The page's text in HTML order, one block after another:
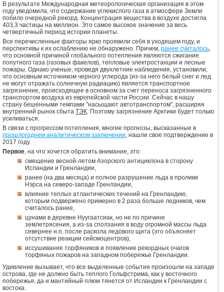
В результате Международная метеорологическая организация в этом
году уведомила, что содержание углекислого газа в атмосфере Земли
побило очередной рекорд. Концентрация вещества в воздухе достигла
403,3 частицы на миллион. Это самое высокое значение за весь
четвертичный период истории планеты.
Все перечисленные факторы ярко проявили себя в уходящем году, и
перспективы к их ослаблению не обнаружено. Причем, ранее считалось,
что основной причиной глобального потепления являются сжигание
попутного газа (газовых факелов), тепловые электростанции и лесные
пожары. Однако ученые, проведя двухлетние наблюдения, установили,
что основным источником черного углерода (из-за него белый снег и лед
не могут отражать солнечную радиацию) является транспортное
загрязнение, происходящее в основном за счет переноса загрязненного
транспортом воздуха из европейской части России. Сейчас в нашу
страну бешенными темпами "насыщают автотранспортом", расширяя
внутренний рынок сбыта ТЭК. Поэтому загрязнение Арктики будет только
усиливаться.
В связи с прогрессом потепления, многие прогнозы, высказанные в
прошлогоднем аналитическом заключении, нашли свое подтверждение в
2017 году.
Первое, на что хочется обратить внимание, это:
смещение весной-летом Азорского антициклона в сторону
Исландии и Гренландии,
ранее (на два месяца) и полное разрушение льда в проливе
Нэрса на северо-западе Гренландии,
влияние теплых атлантических течений на Гренландию,
которым подвержено примерно в 2 раза больше ледников, чем
считалось ранее,
цунами в деревне Нуугаатсиак, но не по причине
землетрясения, а из-за сползания в воду огромной массы льда
севернее н.п. после раскола ледового щита (это объясняет
отсутствие реакции сейсмоцентров),
иссушивание торфяников и появление рекордных очагов
торфяных пожаров на западном побережье Гренландии.
Удивление вызывает, что все выделенные события произошли на западе
острова, где не должно быть теплого Гольфстрима, как у восточного
побережья, да и мантийный плюм тянется от Исландии к Гренландии с
востока.